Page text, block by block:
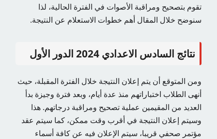
تقوم بتصحيح ومراقبة الأصوات في الفترة الحالية، لذا
سنوضح خلال المقال أهم خطوات الاستعلام عن النتيجة.
نتائج السادس الاعدادي 2024 الدور الأول
ومن المتوقع أن يتم إعلان النتيجة خلال الفترة المقبلة، حيث
أنهى الطلاب اختباراتهم منذ عدة أيام، وبعد فترة وجيزة بدأ
العديد من المقيمين عملية تصحيح ومراقبة درجاتهم. هذا
وسيتم إعلان النتيجة في أقرب وقت ممكن، كما سيتم عقد
مؤتمر صحفي قريبا، سيتم الإعلان فيه عن كافة أسماء